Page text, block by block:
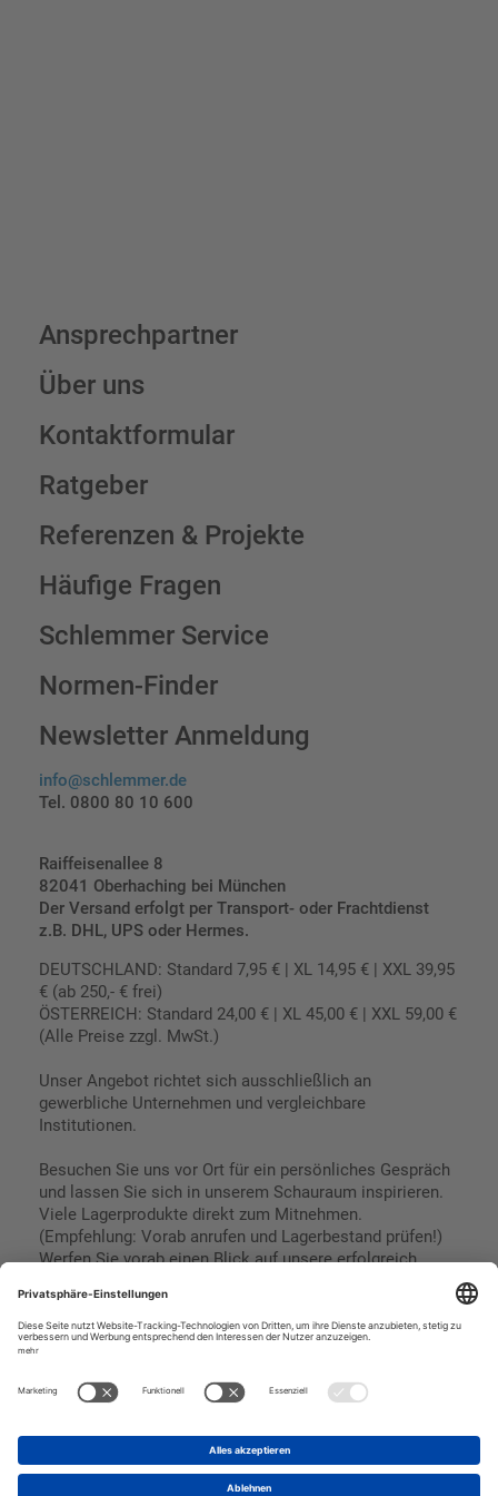
Ansprechpartner
Über uns
Kontaktformular
Ratgeber
Referenzen & Projekte
Häufige Fragen
Schlemmer Service
Normen-Finder
Newsletter Anmeldung
info@schlemmer.de
Tel. 0800 80 10 600
Raiffeisenallee 8
82041 Oberhaching bei München
Der Versand erfolgt per Transport- oder Frachtdienst
z.B. DHL, UPS oder Hermes.
DEUTSCHLAND: Standard 7,95 € | XL 14,95 € | XXL 39,95
€ (ab 250,- € frei)
ÖSTERREICH: Standard 24,00 € | XL 45,00 € | XXL 59,00 €
(Alle Preise zzgl. MwSt.)
Unser Angebot richtet sich ausschließlich an
gewerbliche Unternehmen und vergleichbare
Institutionen.
Besuchen Sie uns vor Ort für ein persönliches Gespräch
und lassen Sie sich in unserem Schauraum inspirieren.
Viele Lagerprodukte direkt zum Mitnehmen.
(Empfehlung: Vorab anrufen und Lagerbestand prüfen!)
Werfen Sie vorab einen Blick auf unsere erfolgreich
Impressum
Datenschutz
SEPA Lastschrift
Kreditkarte
Rechnungskauf